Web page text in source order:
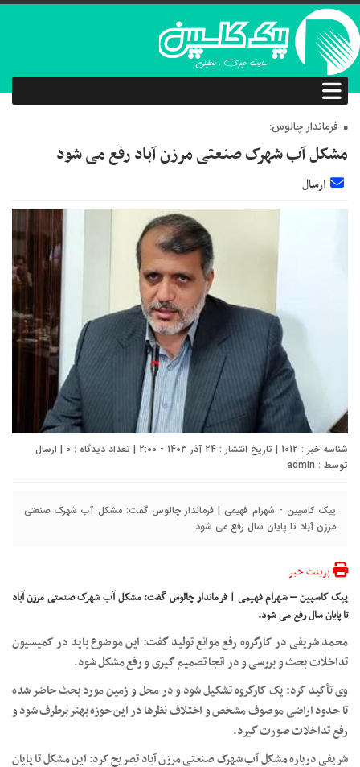
فرماندار چالوس:
مشکل آب شهرک صنعتی مرزن آباد رفع می شود
ارسال
شناسه خبر : 1012 | تاریخ انتشار : 24 آذر 1403 - 2:00 | تعداد دیدگاه : 0 | ارسال
توسط : admin
پیک کاسپین - شهرام فهیمی | فرماندار چالوس گفت: مشکل آب شهرک صنعتی
مرزن آباد تا پایان سال رفع می شود.
پرینت خبر
پیک کاسپین – شهرام فهیمی | فرماندار چالوس گفت: مشکل آب شهرک صنعتی مرزن آباد
تا پایان سال رفع می شود.
محمد شریفی در کارگروه رفع موانع تولید گفت: این موضوع باید در کمیسیون
تداخلات بحث و بررسی و در آنجا تصمیم گیری و رفع مشکل شود.
وی تأکید کرد: یک کارگروه تشکیل شود و در محل و زمین مورد بحث حاضر شده
تا حدود اراضی موصوف مشخص و اختلاف نظرها در این حوزه بهتر برطرف شود و
رفع تداخلات صورت گیرد.
شریفی درباره مشکل آب شهرک صنعتی مرزن آباد تصریح کرد: این مشکل تا پایان